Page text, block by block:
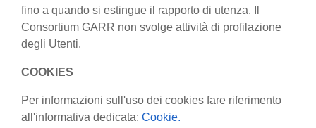
fino a quando si estingue il rapporto di utenza. Il
Consortium GARR non svolge attività di profilazione
degli Utenti.
COOKIES
Per informazioni sull'uso dei cookies fare riferimento
all'informativa dedicata: Cookie.